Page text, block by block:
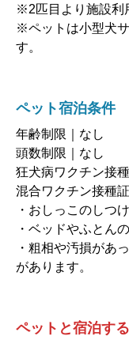
※2匹目より施設利
※ペットは小型犬
す。
ペット宿泊条件
年齢制限｜なし
頭数制限｜なし
狂犬病ワクチン接
混合ワクチン接種
・おしっこのしつ
・ベッドやふとん
・粗相や汚損があ
があります。
ペットと宿泊す